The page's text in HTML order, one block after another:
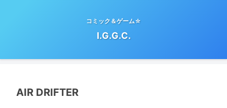
コミック＆ゲーム☆
I.G.G.C.
AIR DRIFTER